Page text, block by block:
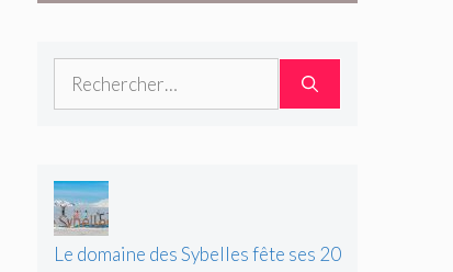
Le domaine des Sybelles fête ses 20